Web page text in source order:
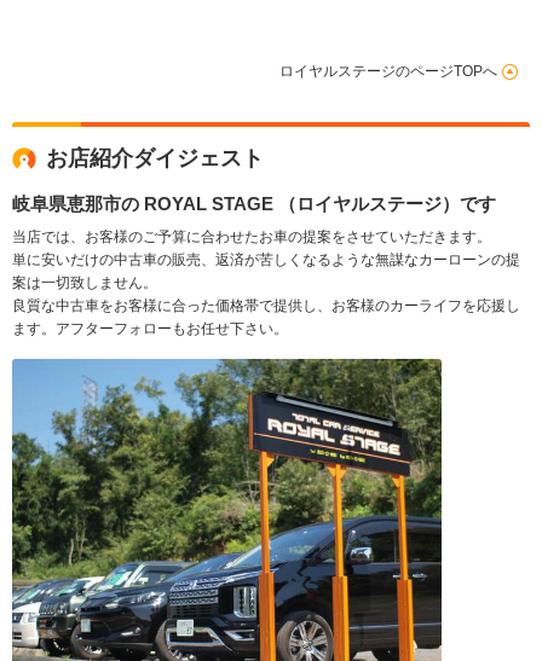
ロイヤルステージのページTOPへ
お店紹介ダイジェスト
岐阜県恵那市の ROYAL STAGE （ロイヤルステージ）です
当店では、お客様のご予算に合わせたお車の提案をさせていただきます。
単に安いだけの中古車の販売、返済が苦しくなるような無謀なカーローンの提
案は一切致しません。
良質な中古車をお客様に合った価格帯で提供し、お客様のカーライフを応援し
ます。アフターフォローもお任せ下さい。